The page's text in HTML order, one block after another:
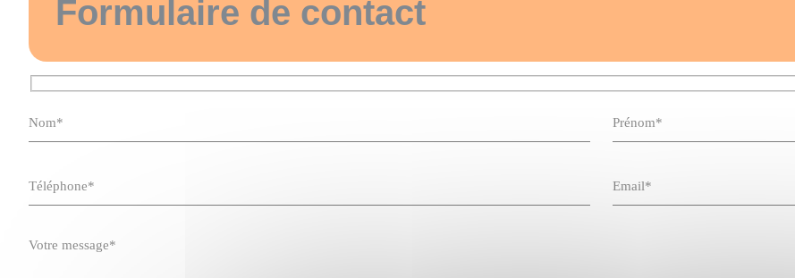
Formulaire de contact